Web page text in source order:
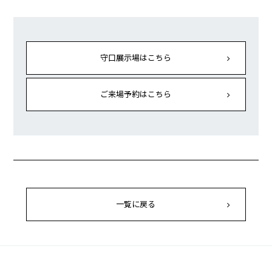
守口展示場はこちら
ご来場予約はこちら
一覧に戻る